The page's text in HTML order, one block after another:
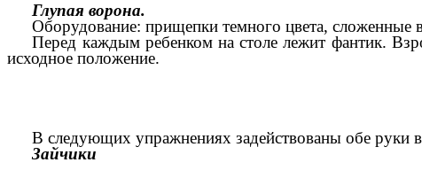
Глупая ворона.
Оборудование: прищепки темного цвета, сложенные
Перед каждым ребенком на столе лежит фантик.
исходное положение.
В следующих упражнениях задействованы обе руки
Зайчики